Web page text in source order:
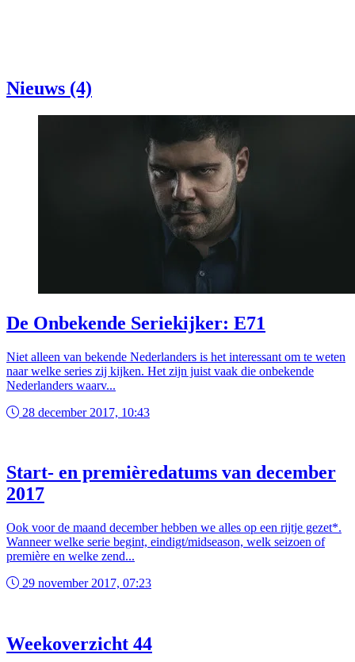
Nieuws (4)
De Onbekende Seriekijker: E71
Niet alleen van bekende Nederlanders is het interessant om te weten
naar welke series zij kijken. Het zijn juist vaak die onbekende
Nederlanders waarv...
28 december 2017, 10:43
Start- en premièredatums van december
2017
Ook voor de maand december hebben we alles op een rijtje gezet*.
Wanneer welke serie begint, eindigt/midseason, welk seizoen of
première en welke zend...
29 november 2017, 07:23
Weekoverzicht 44